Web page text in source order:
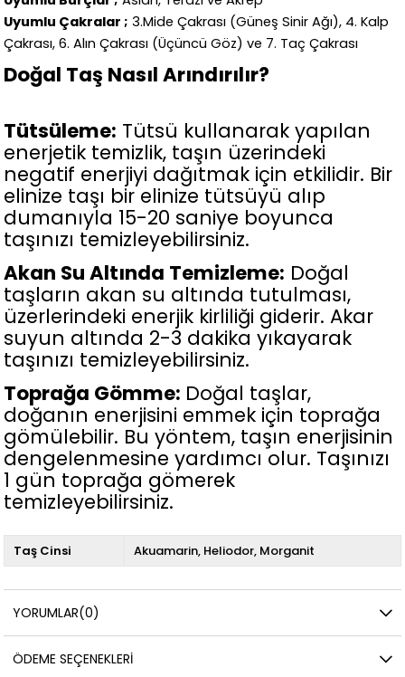
Uyumlu Çakralar ; 3.Mide Çakrası (Güneş Sinir Ağı), 4. Kalp
Çakrası, 6. Alın Çakrası (Üçüncü Göz) ve 7. Taç Çakrası
Doğal Taş Nasıl Arındırılır?
Tütsüleme: Tütsü kullanarak yapılan
enerjetik temizlik, taşın üzerindeki
negatif enerjiyi dağıtmak için etkilidir. Bir
elinize taşı bir elinize tütsüyü alıp
dumanıyla 15-20 saniye boyunca
taşınızı temizleyebilirsiniz.
Akan Su Altında Temizleme: Doğal
taşların akan su altında tutulması,
üzerlerindeki enerjik kirliliği giderir. Akar
suyun altında 2-3 dakika yıkayarak
taşınızı temizleyebilirsiniz.
Toprağa Gömme: Doğal taşlar,
doğanın enerjisini emmek için toprağa
gömülebilir. Bu yöntem, taşın enerjisinin
dengelenmesine yardımcı olur. Taşınızı
1 gün toprağa gömerek
temizleyebilirsiniz.
Taş Cinsi Akuamarin Heliodor Morganit
YORUMLAR(0)
ÖDEME SEÇENEKLERI